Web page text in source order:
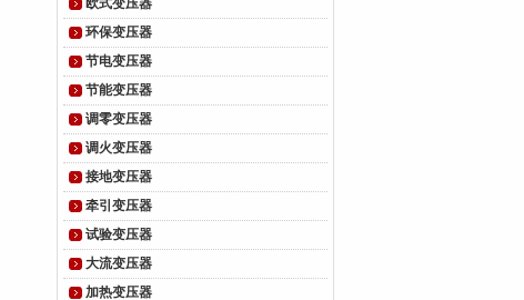
欧式变压器
环保变压器
节电变压器
节能变压器
调零变压器
调火变压器
接地变压器
牵引变压器
试验变压器
大流变压器
加热变压器